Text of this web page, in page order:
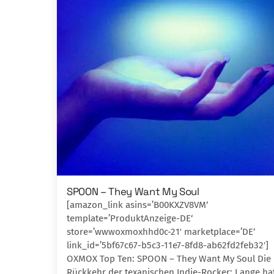
SPOON – They Want My Soul
[amazon_link asins=’B00KXZV8VM‘
template=’ProduktAnzeige-DE‘
store=’wwwoxmoxhhd0c-21′ marketplace=’DE‘
link_id=’5bf67c67-b5c3-11e7-8fd8-ab62fd2feb32′]
OXMOX Top Ten: SPOON – They Want My Soul Die